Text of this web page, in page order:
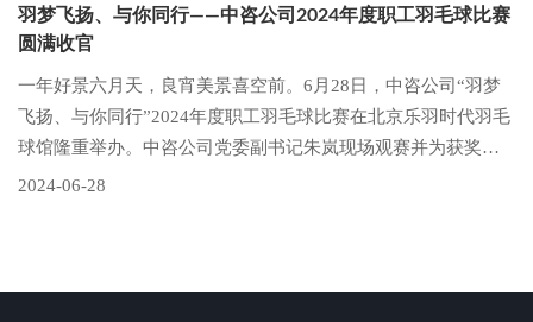
羽梦飞扬、与你同行——中咨公司2024年度职工羽毛球比赛
圆满收官
一年好景六月天，良宵美景喜空前。6月28日，中咨公司“羽梦
飞扬、与你同行”2024年度职工羽毛球比赛在北京乐羽时代羽毛
球馆隆重举办。中咨公司党委副书记朱岚现场观赛并为获奖队
伍颁奖。中咨公司党委委员、总会计师王丽静，中咨公司、中
2024-06-28